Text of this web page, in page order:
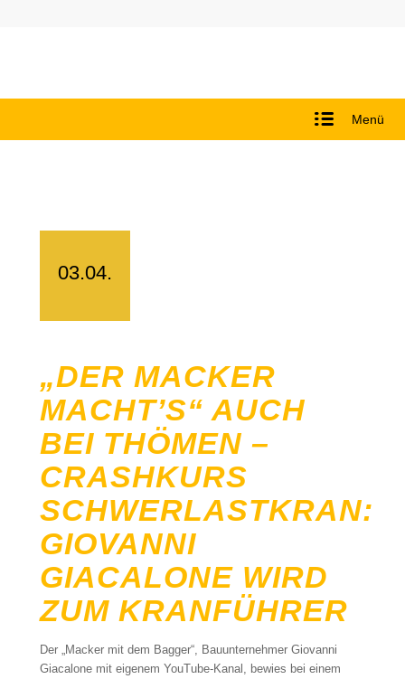
Menü
03.04.
„DER MACKER
MACHT’S“ AUCH
BEI THÖMEN –
CRASHKURS
SCHWERLASTKRAN:
GIOVANNI
GIACALONE WIRD
ZUM KRANFÜHRER
Der „Macker mit dem Bagger“, Bauunternehmer Giovanni
Giacalone mit eigenem YouTube-Kanal, bewies bei einem